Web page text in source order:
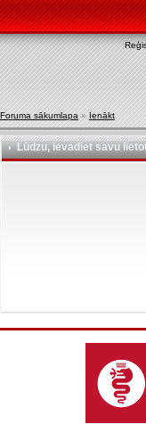
Foruma sākumlapa » Ienākt
Lūdzu, ievadiet savu